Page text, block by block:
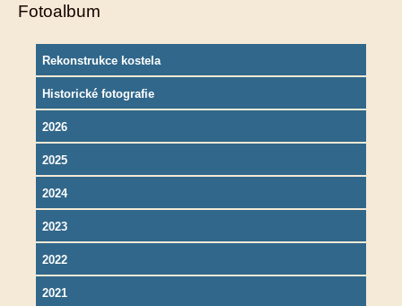
Fotoalbum
Rekonstrukce kostela
Historické fotografie
2026
2025
2024
2023
2022
2021